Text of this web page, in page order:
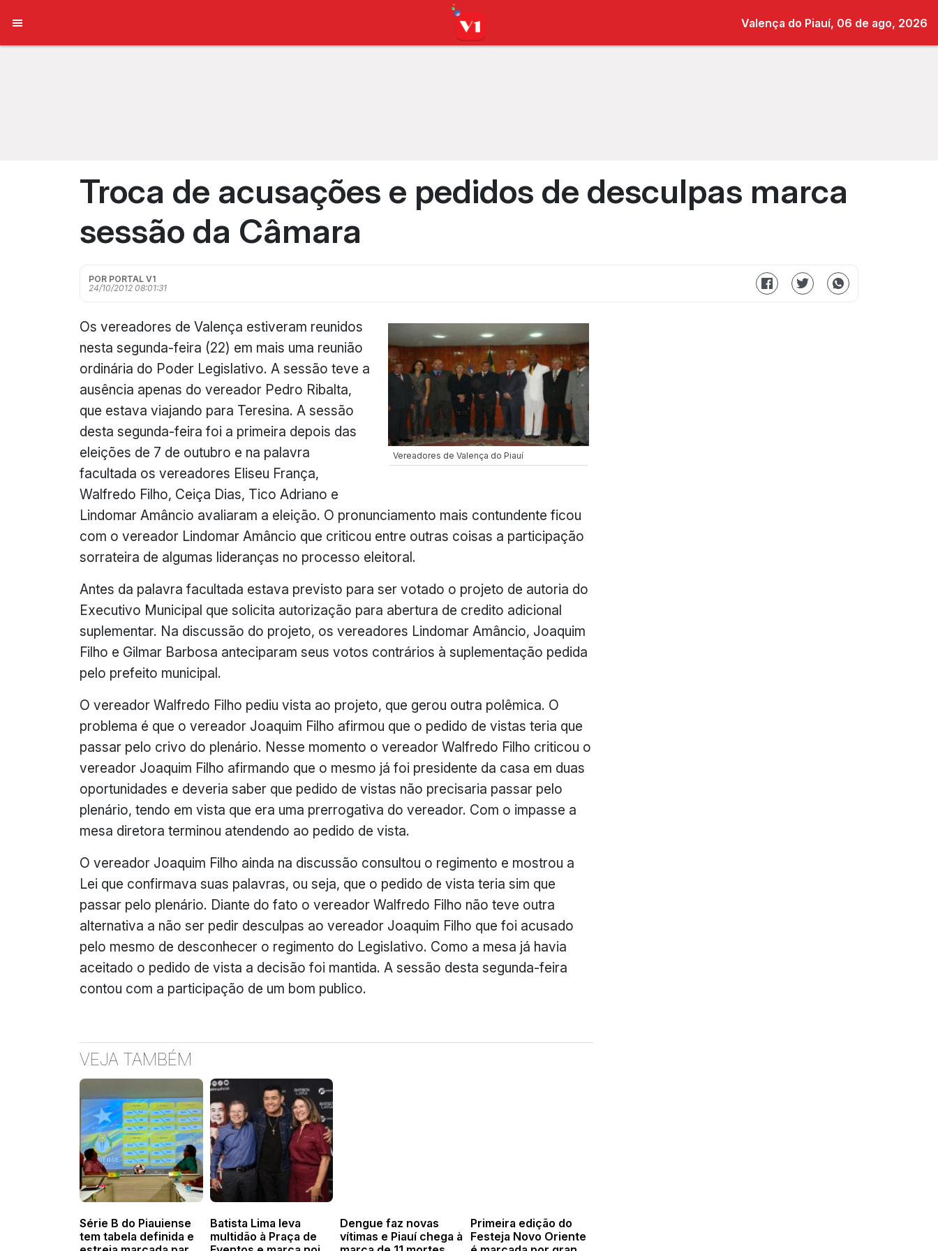
Valença do Piauí, 06 de ago, 2026
Troca de acusações e pedidos de desculpas marca
sessão da Câmara
POR PORTAL V1
24/10/2012 08:01:31
Vereadores de Valença do Piauí
Os vereadores de Valença estiveram reunidos
nesta segunda-feira (22) em mais uma reunião
ordinária do Poder Legislativo. A sessão teve a
ausência apenas do vereador Pedro Ribalta,
que estava viajando para Teresina. A sessão
desta segunda-feira foi a primeira depois das
eleições de 7 de outubro e na palavra
facultada os vereadores Eliseu França,
Walfredo Filho, Ceiça Dias, Tico Adriano e
Lindomar Amâncio avaliaram a eleição. O pronunciamento mais contundente ficou
com o vereador Lindomar Amâncio que criticou entre outras coisas a participação
sorrateira de algumas lideranças no processo eleitoral.
Antes da palavra facultada estava previsto para ser votado o projeto de autoria do
Executivo Municipal que solicita autorização para abertura de credito adicional
suplementar. Na discussão do projeto, os vereadores Lindomar Amâncio, Joaquim
Filho e Gilmar Barbosa anteciparam seus votos contrários à suplementação pedida
pelo prefeito municipal.
O vereador Walfredo Filho pediu vista ao projeto, que gerou outra polêmica. O
problema é que o vereador Joaquim Filho afirmou que o pedido de vistas teria que
passar pelo crivo do plenário. Nesse momento o vereador Walfredo Filho criticou o
vereador Joaquim Filho afirmando que o mesmo já foi presidente da casa em duas
oportunidades e deveria saber que pedido de vistas não precisaria passar pelo
plenário, tendo em vista que era uma prerrogativa do vereador. Com o impasse a
mesa diretora terminou atendendo ao pedido de vista.
O vereador Joaquim Filho ainda na discussão consultou o regimento e mostrou a
Lei que confirmava suas palavras, ou seja, que o pedido de vista teria sim que
passar pelo plenário. Diante do fato o vereador Walfredo Filho não teve outra
alternativa a não ser pedir desculpas ao vereador Joaquim Filho que foi acusado
pelo mesmo de desconhecer o regimento do Legislativo. Como a mesa já havia
aceitado o pedido de vista a decisão foi mantida. A sessão desta segunda-feira
contou com a participação de um bom publico.
VEJA TAMBÉM
Série B do Piauiense
tem tabela definida e
Batista Lima leva
multidão à Praça de
Dengue faz novas
vítimas e Piauí chega à
Primeira edição do
Festeja Novo Oriente